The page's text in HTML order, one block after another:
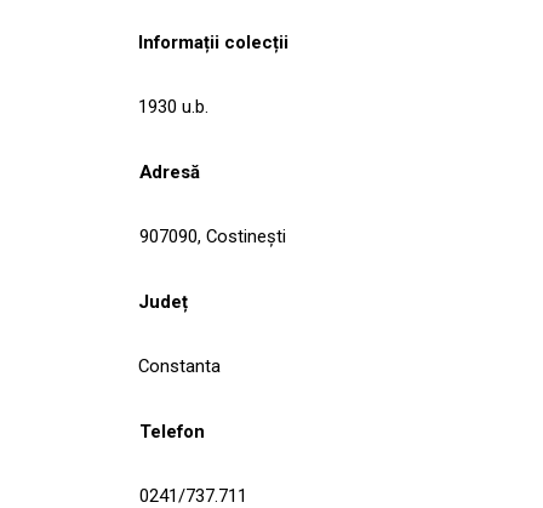
Informații colecții
1930 u.b.
Adresă
907090, Costineşti
Județ
Constanta
Telefon
0241/737.711